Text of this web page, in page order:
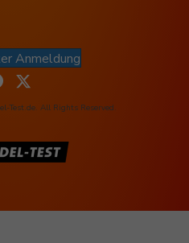
Anmeldung
Test.de. All Rights Reserved.